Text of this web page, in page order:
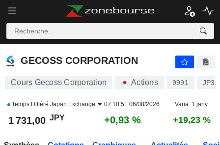
GECOSS CORPORATION
GECOSS CORPORATION
Cours Gecoss Corporation Actions 9991
Temps Différé Japan Exchange 07:10:51 06/08/2026 Varia. 1 janv.
1 731,00 JPY +0,93 % +19,23 %